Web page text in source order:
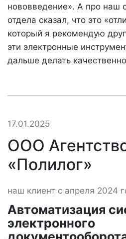
нововведение». А про наш
отдела сказал, что это
который я рекомендую
эти электронные
дальше делать
17.01.2025
ООО
«Полилог»
наш клиент с апреля 2024
Автоматизация
электронного